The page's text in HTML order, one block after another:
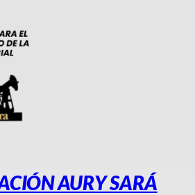
AURY SARÁ